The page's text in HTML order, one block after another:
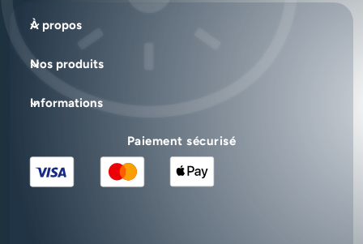
À propos
Nos produits
Informations
Paiement sécurisé